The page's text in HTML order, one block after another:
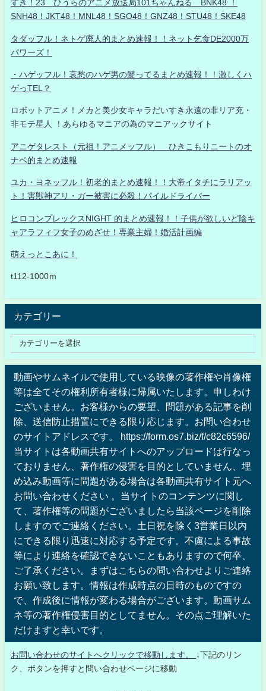
すき！23 ひうらのアニメ放送局101ちゃんねる BNK48 ！
SNH48！JKT48！MNL48！SGO48！GNZ48！STU48！SKE48
タダッフル！ネトゲ廃人的まとめ速報！！ネット乞食DE2000万
パワーズ！
・ハゲッフル！哀愁のハゲ男の髪ってるまとめ速報！！激しくハ
ゲっTEL？
ロボットアニメ！メカと美少女キャラだいすき永遠の非リア充・
非モテ星人 ！あらゆるマニアの為のマニアックサイト
アニゲタレスト（元祖！アニメッフル） ひきこもりニートのオ
ナベ的まとめ速報
ユカ・ヨネッフル！初老的まとめ速報！！大帝イタチにラリアッ
ト！害獣神アリ・ガー被害に必殺！パイルドライバー
ヒロコンプレックスNIGHT 的まとめ速報！！子供が欲しいど陰キ
ャアラフィフ女子のめざせ！専業主婦！婚活計画編
萌えっとこあに！
t112-1000ｍ
カテゴリー
動画やサムネイルで使用している映像の著作権や肖像権
等は全てその権利所有者様に帰属いたします。申しわけ
ございません。お客様からの要望、問題がある記事を削
除、送信防止措置にできる限り応じます。お問い合わせ
のサイトアドレスです。 https://form.os7.biz/f/c82c6596/
当サイトは各動画共有サイトへのアップロードは行なっ
ておりません、著作権の侵害を目的としていません、埋
め込み動画等に問題がある場合は各動画共有サイト元へ
お問い合わせください 。当サイトのコンテンツに関し
て、著作権等の問題がございましたら当該ページを削除
しますのでご連絡ください。土日祝を除く3営業日以内
にできる限り迅速に対応する予定です。不慮による事故
等により連絡を確認できないこともありますので何卒、
ご了承ください。まずはこちらの問い合わせよりご連絡
お願い致します。情報は作成時点の日時のものですの
で、作成後に情報が変わる場合がございます。動画サム
ネ等の著作権侵害目的としてません。その点ご理解いた
だけますと幸いです。
お問い合わせのサイトへクリックで移動します。
↓下記のリン
ク、ボタンを押すと問い合わせページに移動